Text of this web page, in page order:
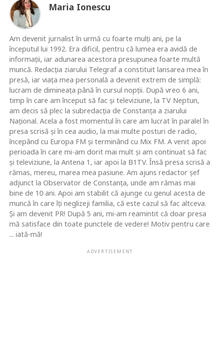
Maria Ionescu
Am devenit jurnalist în urmă cu foarte mulţi ani, pe la
începutul lui 1992. Era dificil, pentru că lumea era avidă de
informaţii, iar adunarea acestora presupunea foarte multă
muncă. Redacţia ziarului Telegraf a constituit lansarea mea în
presă, iar viaţa mea personală a devenit extrem de simplă:
lucram de dimineaţa până în cursul nopţii. După vreo 6 ani,
timp în care am început să fac şi televiziune, la TV Neptun,
am decis să plec la subredacţia de Constanţa a ziarului
Naţional. Acela a fost momentul în care am lucrat în paralel în
presa scrisă şi în cea audio, la mai multe posturi de radio,
începând cu Europa FM şi terminând cu Mix FM. A venit apoi
perioada în care mi-am dorit mai mult şi am continuat să fac
şi televiziune, la Antena 1, iar apoi la B1TV. Însă presa scrisă a
rămas, mereu, marea mea pasiune. Am ajuns redactor şef
adjunct la Observator de Constanţa, unde am rămas mai
bine de 10 ani. Apoi am stabilit că ajunge cu genul acesta de
muncă în care îţi neglizeji familia, că este cazul să fac altceva.
Şi am devenit PR! După 5 ani, mi-am reamintit că doar presa
mă satisface din toate punctele de vedere! Motiv pentru care
... iată-mă!
ADVERTISEMENT